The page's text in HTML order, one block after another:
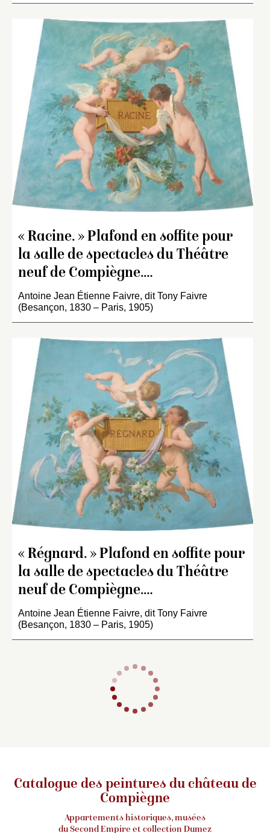
« Racine. » Plafond en soffite pour
la salle de spectacles du Théâtre
neuf de Compiègne.…
Antoine Jean Étienne Faivre, dit Tony Faivre
(Besançon, 1830 – Paris, 1905)
« Régnard. » Plafond en soffite pour
la salle de spectacles du Théâtre
neuf de Compiègne.…
Antoine Jean Étienne Faivre, dit Tony Faivre
(Besançon, 1830 – Paris, 1905)
Catalogue des peintures du château de
Compiègne
Appartements historiques, musées
du Second Empire et collection Dumez